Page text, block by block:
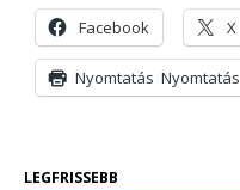
Facebook X
Nyomtatás Nyomtatás
LEGFRISSEBB